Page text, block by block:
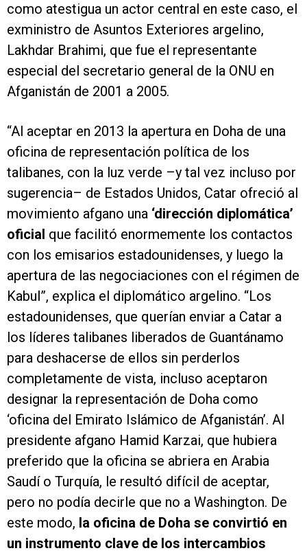
como atestigua un actor central en este caso, el
exministro de Asuntos Exteriores argelino,
Lakhdar Brahimi, que fue el representante
especial del secretario general de la ONU en
Afganistán de 2001 a 2005.
“Al aceptar en 2013 la apertura en Doha de una
oficina de representación política de los
talibanes, con la luz verde –y tal vez incluso por
sugerencia– de Estados Unidos, Catar ofreció al
movimiento afgano una ‘dirección diplomática’
oficial que facilitó enormemente los contactos
con los emisarios estadounidenses, y luego la
apertura de las negociaciones con el régimen de
Kabul”, explica el diplomático argelino. “Los
estadounidenses, que querían enviar a Catar a
los líderes talibanes liberados de Guantánamo
para deshacerse de ellos sin perderlos
completamente de vista, incluso aceptaron
designar la representación de Doha como
‘oficina del Emirato Islámico de Afganistán’. Al
presidente afgano Hamid Karzai, que hubiera
preferido que la oficina se abriera en Arabia
Saudí o Turquía, le resultó difícil de aceptar,
pero no podía decirle que no a Washington. De
este modo, la oficina de Doha se convirtió en
un instrumento clave de los intercambios